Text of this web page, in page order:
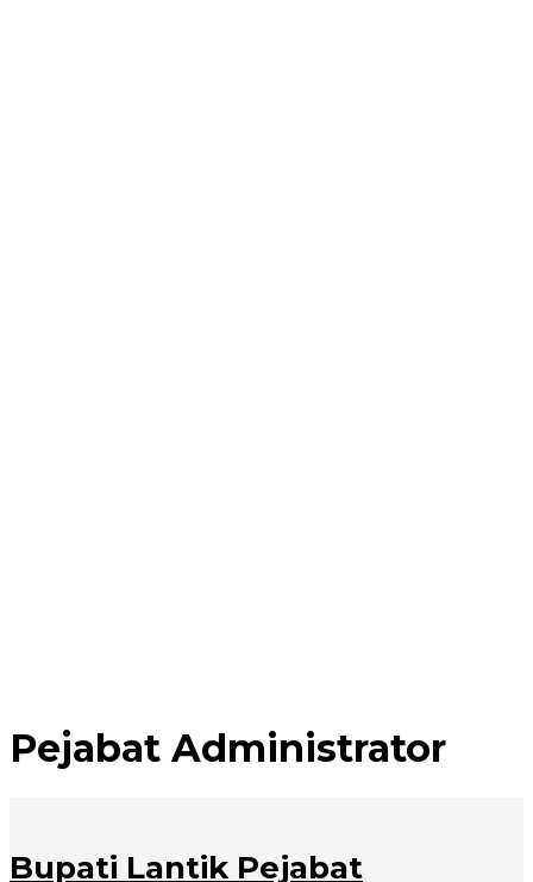
Pejabat Administrator
Bupati Lantik Pejabat